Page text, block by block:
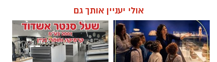
בתחום הסביבה מציג הדוח תוכנית להפחתת
פליטות גזי חממה עד שנת 2030, הכוללת מהלכים
בתחומי חשמול ציוד תפעולי, חיבור אוניות לחשמל
אולי יעניין אותך גם